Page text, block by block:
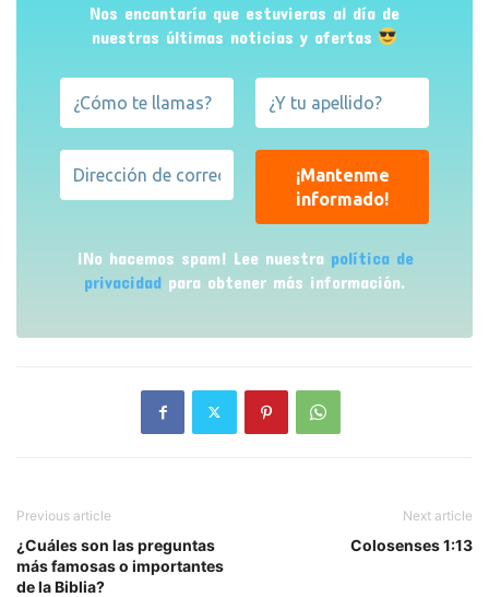
Nos encantaría que estuvieras al día de
nuestras últimas noticias y ofertas
¡No hacemos spam! Lee nuestra política de
privacidad para obtener más información.
Previous article
¿Cuáles son las preguntas
más famosas o importantes
de la Biblia?
Next article
Colosenses 1:13